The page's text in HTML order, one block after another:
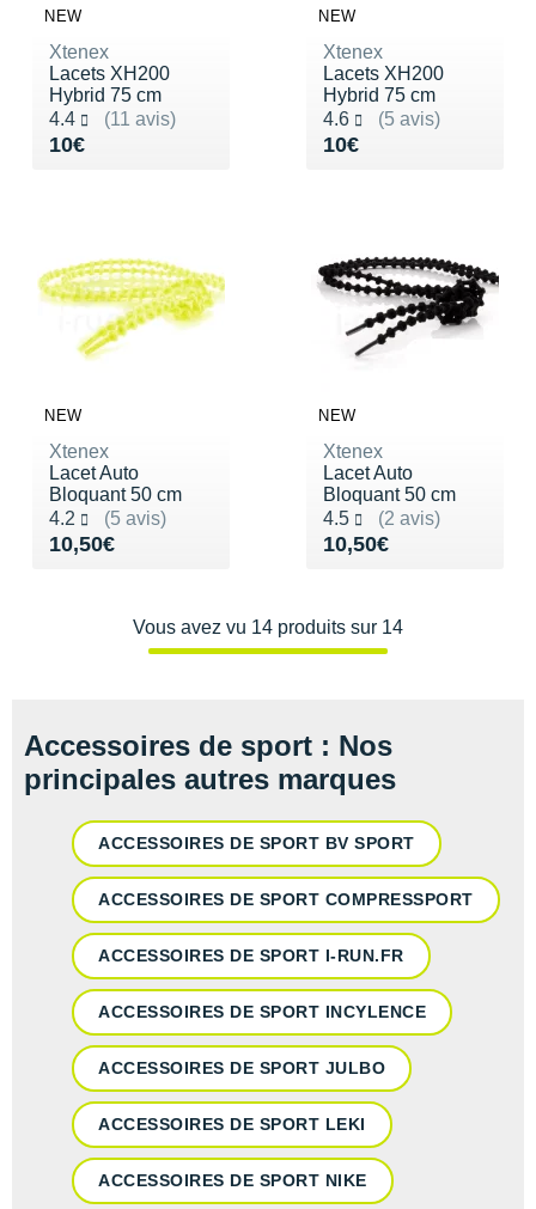
NEW
Xtenex
Lacets XH200
Hybrid 75 cm
4.4
(11 avis)
Noté 4.4 sur 5
10€
Vendu 10€
NEW
Xtenex
Lacets XH200
Hybrid 75 cm
4.6
(5 avis)
Noté 4.6 sur 5
10€
Vendu 10€
NEW
Xtenex
Lacet Auto
Bloquant 50 cm
4.2
(5 avis)
Noté 4.2 sur 5
10,50€
Vendu 10,50€
NEW
Xtenex
Lacet Auto
Bloquant 50 cm
4.5
(2 avis)
Noté 4.5 sur 5
10,50€
Vendu 10,50€
Vous avez vu 14 produits sur 14
Accessoires de sport : Nos
principales autres marques
ACCESSOIRES DE SPORT BV SPORT
ACCESSOIRES DE SPORT COMPRESSPORT
ACCESSOIRES DE SPORT I-RUN.FR
ACCESSOIRES DE SPORT INCYLENCE
ACCESSOIRES DE SPORT JULBO
ACCESSOIRES DE SPORT LEKI
ACCESSOIRES DE SPORT NIKE
Shokz
Sidas
Smoon
Speedo
Ta Energy
The North Face
Thuasne
Withings
X-Bionic
X-Socks